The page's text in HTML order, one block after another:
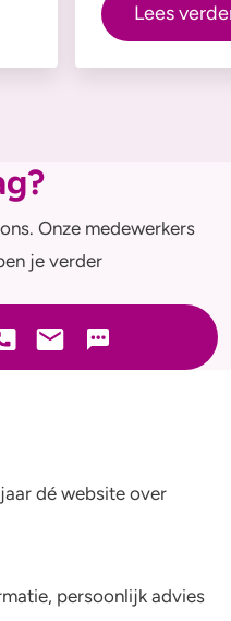
Lees
Onze medewerkers
je verder
dé website over
persoonlijk advies